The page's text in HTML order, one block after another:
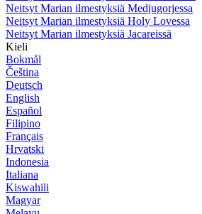
Neitsyt Marian ilmestyksiä Medjugorjessa
Neitsyt Marian ilmestyksiä Holy Lovessa
Neitsyt Marian ilmestyksiä Jacareissä
Kieli
Bokmål
Čeština
Deutsch
English
Español
Filipino
Français
Hrvatski
Indonesia
Italiana
Kiswahili
Magyar